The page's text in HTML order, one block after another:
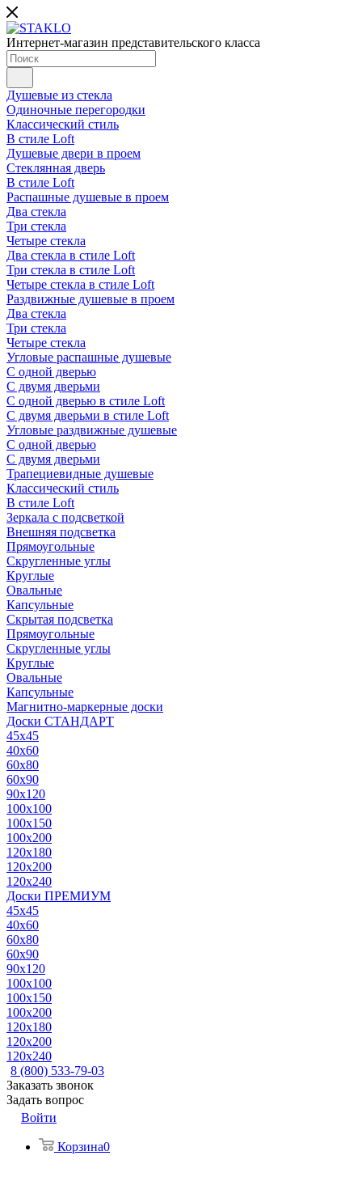
Интернет-магазин представительского класса
Душевые из стекла
Одиночные перегородки
Классический стиль
В стиле Loft
Душевые двери в проем
Стеклянная дверь
В стиле Loft
Распашные душевые в проем
Два стекла
Три стекла
Четыре стекла
Два стекла в стиле Loft
Три стекла в стиле Loft
Четыре стекла в стиле Loft
Раздвижные душевые в проем
Два стекла
Три стекла
Четыре стекла
Угловые распашные душевые
С одной дверью
С двумя дверьми
С одной дверью в стиле Loft
С двумя дверьми в стиле Loft
Угловые раздвижные душевые
С одной дверью
С двумя дверьми
Трапециевидные душевые
Классический стиль
В стиле Loft
Зеркала с подсветкой
Внешняя подсветка
Прямоугольные
Скругленные углы
Круглые
Овальные
Капсульные
Скрытая подсветка
Прямоугольные
Скругленные углы
Круглые
Овальные
Капсульные
Магнитно-маркерные доски
Доски СТАНДАРТ
45x45
40x60
60x80
60x90
90x120
100x100
100x150
100x200
120x180
120x200
120x240
Доски ПРЕМИУМ
45x45
40x60
60x80
60x90
90x120
100x100
100x150
100x200
120x180
120x200
120x240
8 (800) 533-79-03
Заказать звонок
Задать вопрос
Войти
Корзина0